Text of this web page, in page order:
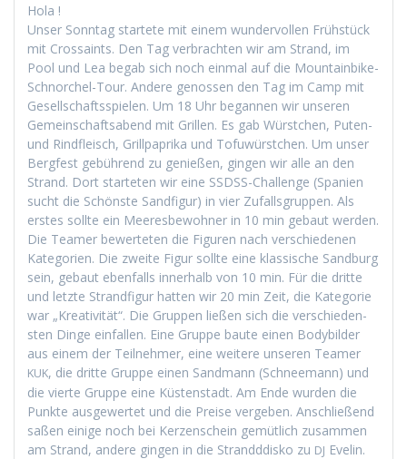
Hola !
Unser Son­ntag startete mit einem wun­der­vollen Früh­stück
mit Cros­saints. Den Tag ver­bracht­en wir am Strand, im
Pool und Lea begab sich noch ein­mal auf die Moun­tain­bike-
Schnorchel-Tour. Andere genossen den Tag im Camp mit
Gesellschaftsspie­len. Um 18 Uhr began­nen wir unseren
Gemein­schaftsabend mit Grillen. Es gab Würstchen, Puten-
und Rind­fleisch, Grill­pa­pri­ka und Tofuwürstchen. Um unser
Bergfest gebührend zu genießen, gin­gen wir alle an den
Strand. Dort starteten wir eine SSDSS-Chal­lenge (Spanien
sucht die Schön­ste Sand­fig­ur) in vier Zufalls­grup­pen. Als
erstes sollte ein Meeres­be­wohn­er in 10 min gebaut wer­den.
Die Team­er bew­erteten die Fig­uren nach ver­schiede­nen
Kat­e­gorien. Die zweite Fig­ur sollte eine klas­sis­che Sand­burg
sein, gebaut eben­falls inner­halb von 10 min. Für die dritte
und let­zte Strand­fig­ur hat­ten wir 20 min Zeit, die Kat­e­gorie
war „Kreativ­ität“. Die Grup­pen ließen sich die ver­schieden­
sten Dinge ein­fall­en. Eine Gruppe baute einen Body­bilder
aus einem der Teil­nehmer, eine weit­ere unseren Team­er
KUK, die dritte Gruppe einen Sand­mann (Schnee­mann) und
die vierte Gruppe eine Küsten­stadt. Am Ende wur­den die
Punk­te aus­gew­ertet und die Preise vergeben. Anschließend
saßen einige noch bei Kerzen­schein gemütlich zusam­men
am Strand, andere gin­gen in die Strand­ddisko zu DJ Evelin.